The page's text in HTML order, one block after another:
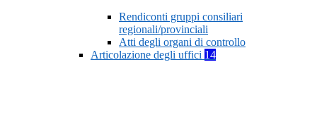
Rendiconti gruppi consiliari
regionali/provinciali
Atti degli organi di controllo
Articolazione degli uffici 14